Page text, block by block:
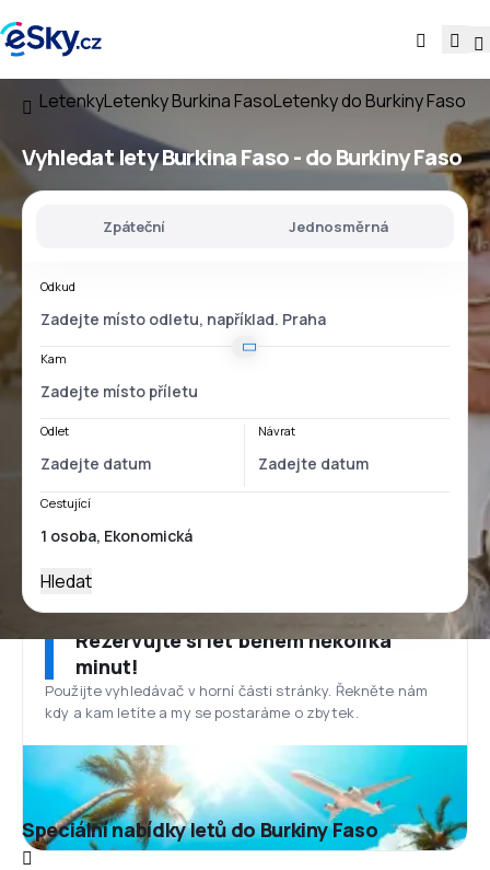
LetenkyLetenky Burkina FasoLetenky do Burkiny Faso
Vyhledat letyBurkina Faso - do Burkiny Faso
Zpáteční Jednosměrná
Odkud
Kam
Odlet Návrat
Cestující
Hledat
Rezervujte si let během několika
minut!
Použijte vyhledávač v horní části stránky. Řekněte nám
kdy a kam letíte a my se postaráme o zbytek.
Speciální nabídky letů do Burkiny Faso